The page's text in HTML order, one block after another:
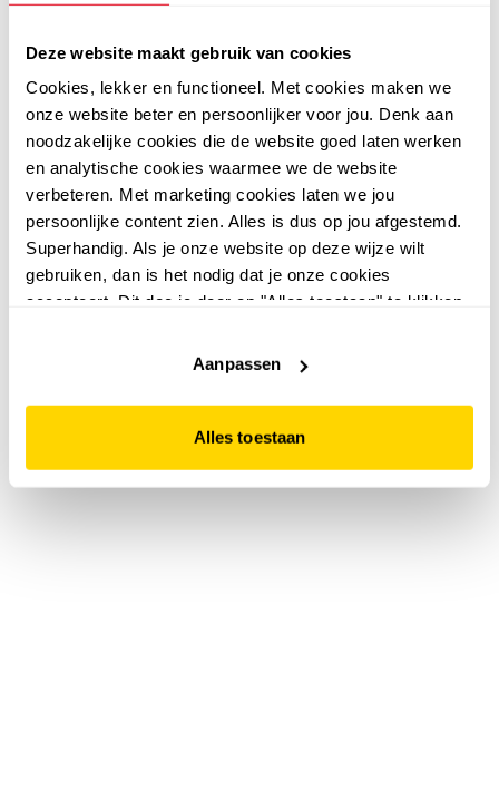
Deze website maakt gebruik van cookies
Cookies, lekker en functioneel. Met cookies maken we
onze website beter en persoonlijker voor jou. Denk aan
noodzakelijke cookies die de website goed laten werken
en analytische cookies waarmee we de website
verbeteren. Met marketing cookies laten we jou
persoonlijke content zien. Alles is dus op jou afgestemd.
Superhandig. Als je onze website op deze wijze wilt
gebruiken, dan is het nodig dat je onze cookies
accepteert. Dit doe je door op "Alles toestaan" te klikken.
website niet optimaal functioneert.
Aanpassen
Alles toestaan